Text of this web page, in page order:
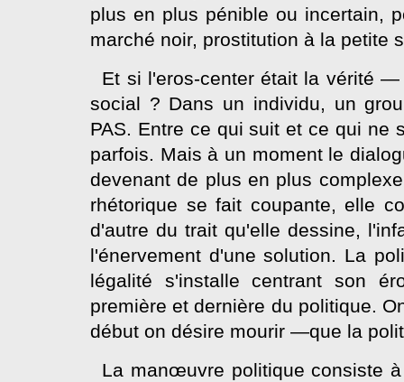
plus en plus pénible ou incertain,
marché noir, prostitution à la petite
Et si l'eros-center était la vérité
social ? Dans un individu, un
PAS. Entre ce qui suit et ce qui ne
parfois. Mais à un moment le
devenant de plus en plus
rhétorique se fait coupante, elle
d'autre du trait qu'elle dessine,
l'énervement d'une solution. La
légalité s'installe centrant son
première et dernière du politique.
début on désire mourir —que la
La manœuvre politique consiste